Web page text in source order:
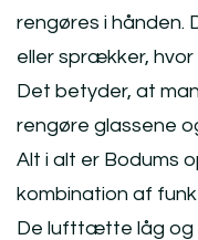
rengøres i hånden.
eller sprækker,
Det betyder, at
rengøre glassene
Alt i alt er Bodums
kombination af
De lufttætte låg og